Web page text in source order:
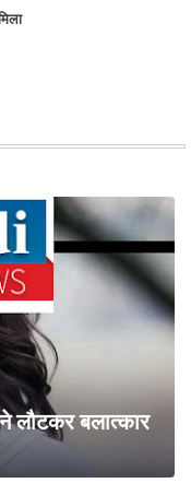
लौटकर बलात्कार